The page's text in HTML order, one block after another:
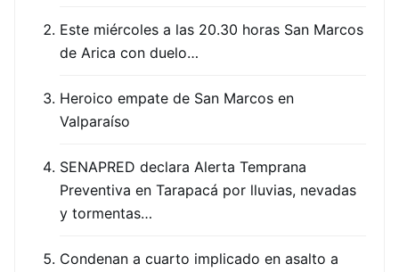
Este miércoles a las 20.30 horas San Marcos
de Arica con duelo…
Heroico empate de San Marcos en
Valparaíso
SENAPRED declara Alerta Temprana
Preventiva en Tarapacá por lluvias, nevadas
y tormentas…
Condenan a cuarto implicado en asalto a